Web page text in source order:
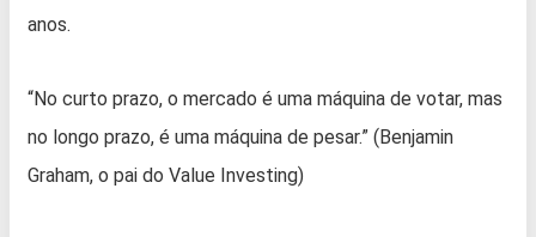
anos.
“No curto prazo, o mercado é uma máquina de votar, mas
no longo prazo, é uma máquina de pesar.” (Benjamin
Graham, o pai do Value Investing)